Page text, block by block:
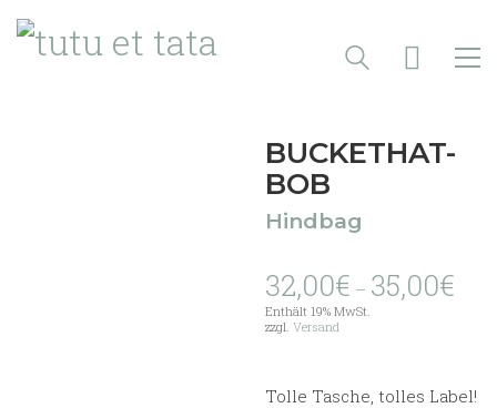
BUCKETHAT-
BOB
Hindbag
32,00€ – 35,00€
Enthält 19% MwSt.
zzgl. Versand
Tolle Tasche, tolles Label!